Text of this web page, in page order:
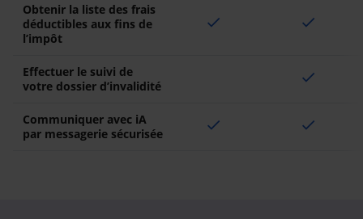
Obtenir la liste des frais
déductibles aux fins de
l’impôt
check check
Effectuer le suivi de
votre dossier d’invalidité
check
Communiquer avec iA
par messagerie sécurisée
check check